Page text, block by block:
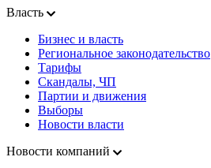
Власть
Бизнес и власть
Региональное законодательство
Тарифы
Скандалы, ЧП
Партии и движения
Выборы
Новости власти
Новости компаний